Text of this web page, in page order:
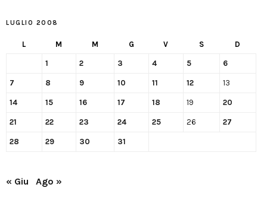
LUGLIO 2008
L M M G V S D
1 2 3 4 5 6
7 8 9 10 11 12 13
14 15 16 17 18 19 20
21 22 23 24 25 26 27
28 29 30 31
« Giu Ago »